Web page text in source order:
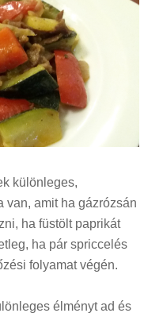
különleges,
van, amit ha gázrózsán
ha füstölt paprikát
ha pár spriccelés
folyamat végén.
élményt ad és